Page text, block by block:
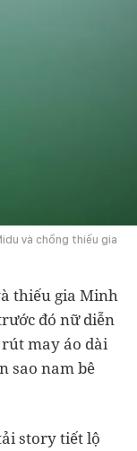
và chồng thiếu gia
thiếu gia Minh
đó nữ diễn
may áo dài
sao nam bê
story tiết lộ